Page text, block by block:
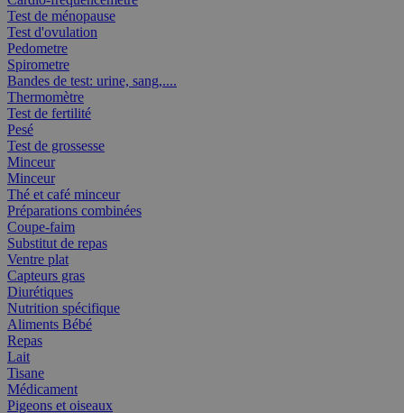
Test de ménopause
Test d'ovulation
Pedometre
Spirometre
Bandes de test: urine, sang,....
Thermomètre
Test de fertilité
Pesé
Test de grossesse
Minceur
Minceur
Thé et café minceur
Préparations combinées
Coupe-faim
Substitut de repas
Ventre plat
Capteurs gras
Diurétiques
Nutrition spécifique
Aliments Bébé
Repas
Lait
Tisane
Médicament
Pigeons et oiseaux